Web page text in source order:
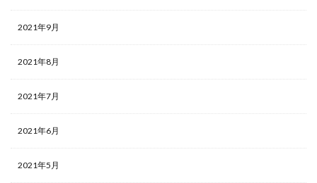
2021年9月
2021年8月
2021年7月
2021年6月
2021年5月